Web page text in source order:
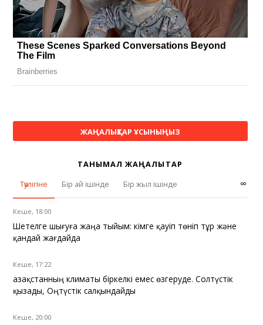
ЖАҢАЛЫҚТАР ҰСЫНЫҢЫЗ
ТАНЫМАЛ ЖАҢАЛЫҚТАР
Тәулігіне
Бір ай ішінде Бір жыл ішінде ∞
Кеше, 18:00
Шетелге шығуға жаңа тыйым: кімге қауіп төніп тұр және
қандай жағдайда
Кеше, 17:22
Қазақстанның климаты біркелкі емес өзгеруде. Солтүстік
қызады, Оңтүстік салқындайды
Кеше, 20:00